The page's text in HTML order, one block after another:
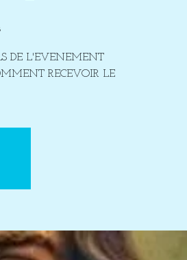
DE L'EVENEMENT
RECEVOIR LE